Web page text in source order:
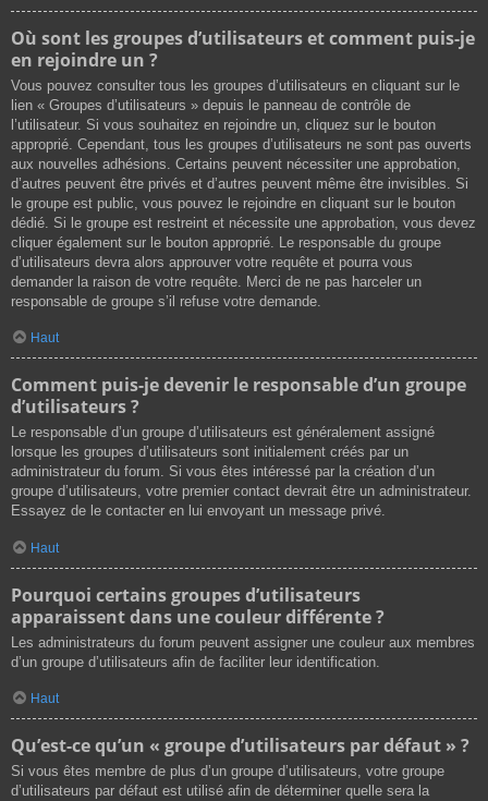
Où sont les groupes d’utilisateurs et comment puis-je
en rejoindre un ?
Vous pouvez consulter tous les groupes d’utilisateurs en cliquant sur le
lien « Groupes d’utilisateurs » depuis le panneau de contrôle de
l’utilisateur. Si vous souhaitez en rejoindre un, cliquez sur le bouton
approprié. Cependant, tous les groupes d’utilisateurs ne sont pas ouverts
aux nouvelles adhésions. Certains peuvent nécessiter une approbation,
d’autres peuvent être privés et d’autres peuvent même être invisibles. Si
le groupe est public, vous pouvez le rejoindre en cliquant sur le bouton
dédié. Si le groupe est restreint et nécessite une approbation, vous devez
cliquer également sur le bouton approprié. Le responsable du groupe
d’utilisateurs devra alors approuver votre requête et pourra vous
demander la raison de votre requête. Merci de ne pas harceler un
responsable de groupe s’il refuse votre demande.
Haut
Comment puis-je devenir le responsable d’un groupe
d’utilisateurs ?
Le responsable d’un groupe d’utilisateurs est généralement assigné
lorsque les groupes d’utilisateurs sont initialement créés par un
administrateur du forum. Si vous êtes intéressé par la création d’un
groupe d’utilisateurs, votre premier contact devrait être un administrateur.
Essayez de le contacter en lui envoyant un message privé.
Haut
Pourquoi certains groupes d’utilisateurs
apparaissent dans une couleur différente ?
Les administrateurs du forum peuvent assigner une couleur aux membres
d’un groupe d’utilisateurs afin de faciliter leur identification.
Haut
Qu’est-ce qu’un « groupe d’utilisateurs par défaut » ?
Si vous êtes membre de plus d’un groupe d’utilisateurs, votre groupe
d’utilisateurs par défaut est utilisé afin de déterminer quelle sera la